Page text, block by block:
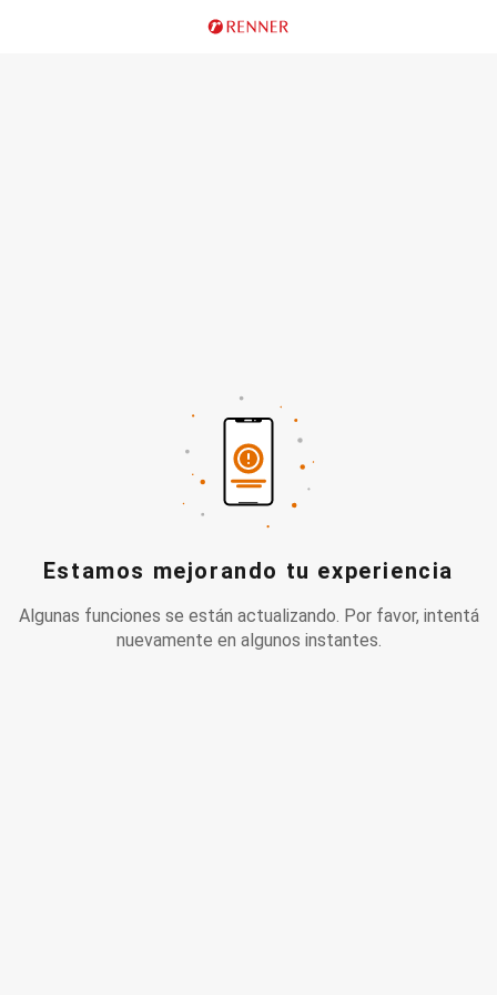
Estamos mejorando tu experiencia
Algunas funciones se están actualizando. Por favor, intentá
nuevamente en algunos instantes.